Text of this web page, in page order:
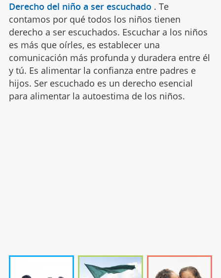
Derecho del niño a ser escuchado . Te
contamos por qué todos los niños tienen
derecho a ser escuchados. Escuchar a los niños
es más que oírles, es establecer una
comunicación más profunda y duradera entre él
y tú. Es alimentar la confianza entre padres e
hijos. Ser escuchado es un derecho esencial
para alimentar la autoestima de los niños.